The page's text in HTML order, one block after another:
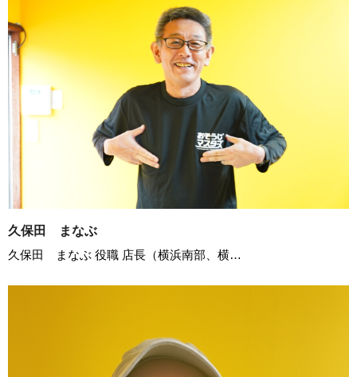
久保田 まなぶ
久保田 まなぶ 役職 店長（横浜南部、横…